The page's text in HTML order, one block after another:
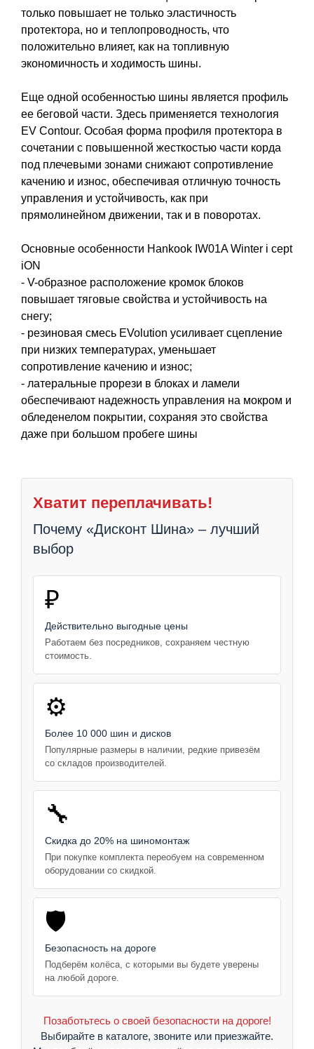
только повышает не только эластичность
протектора, но и теплопроводность, что
положительно влияет, как на топливную
экономичность и ходимость шины.
Еще одной особенностью шины является профиль
ее беговой части. Здесь применяется технология
EV Contour. Особая форма профиля протектора в
сочетании с повышенной жесткостью части корда
под плечевыми зонами снижают сопротивление
качению и износ, обеспечивая отличную точность
управления и устойчивость, как при
прямолинейном движении, так и в поворотах.
Основные особенности Hankook IW01A Winter i cept
iON
- V-образное расположение кромок блоков
повышает тяговые свойства и устойчивость на
снегу;
- резиновая смесь EVolution усиливает сцепление
при низких температурах, уменьшает
сопротивление качению и износ;
- латеральные прорези в блоках и ламели
обеспечивают надежность управления на мокром и
обледенелом покрытии, сохраняя это свойства
даже при большом пробеге шины
Хватит переплачивать!
Почему «Дисконт Шина» – лучший
выбор
₽
Действительно выгодные цены
Работаем без посредников, сохраняем честную
стоимость.
⚙️
Более 10 000 шин и дисков
Популярные размеры в наличии, редкие привезём
со складов производителей.
🔧
Скидка до 20% на шиномонтаж
При покупке комплекта переобуем на современном
оборудовании со скидкой.
🛡️
Безопасность на дороге
Подберём колёса, с которыми вы будете уверены
на любой дороге.
Позаботьтесь о своей безопасности на дороге!
Выбирайте в каталоге, звоните или приезжайте.